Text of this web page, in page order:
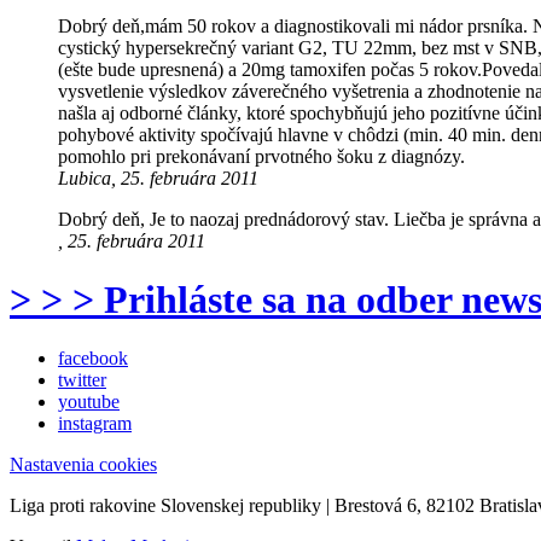
Dobrý deň,mám 50 rokov a diagnostikovali mi nádor prsníka.
cystický hypersekrečný variant G2, TU 22mm, bez mst v
(ešte bude upresnená) a 20mg tamoxifen počas 5
vysvetlenie výsledkov záverečného vyšetrenia a zhodnotenie
našla aj odborné články, ktoré spochybňujú jeho pozitívne
pohybové aktivity spočívajú hlavne v chôdzi (min. 40 min.
pomohlo pri prekonávaní prvotného šoku z diagnózy.
Lubica, 25. februára 2011
Dobrý deň, Je to naozaj prednádorový stav. Liečba je správna
, 25. februára 2011
> > > Prihláste sa na odber
facebook
twitter
youtube
instagram
Nastavenia cookies
Liga proti rakovine Slovenskej republiky | Brestová 6, 82102